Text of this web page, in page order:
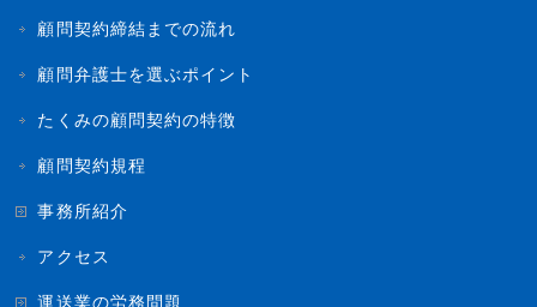
顧問契約締結までの流れ
顧問弁護士を選ぶポイント
たくみの顧問契約の特徴
顧問契約規程
事務所紹介
アクセス
運送業の労務問題